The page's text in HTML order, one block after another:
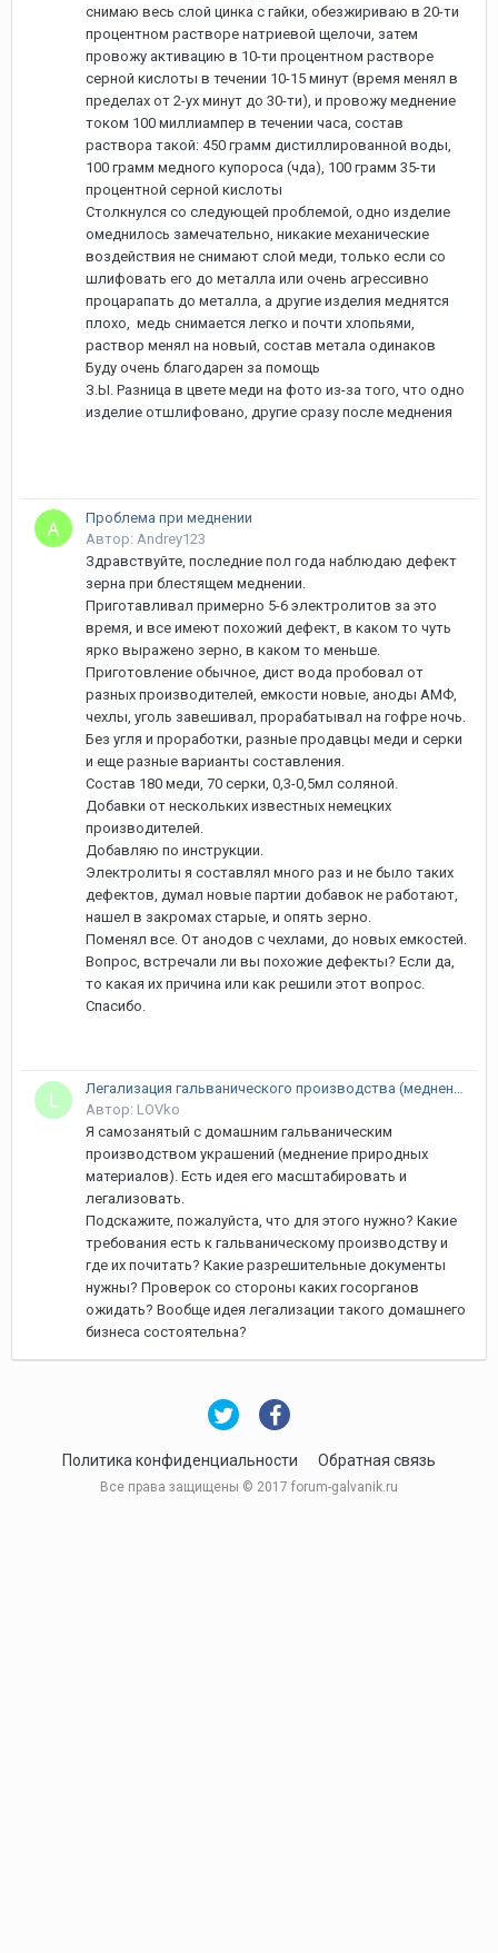
снимаю весь слой цинка с гайки, обезжириваю в 20-ти
процентном растворе натриевой щелочи, затем
провожу активацию в 10-ти процентном растворе
серной кислоты в течении 10-15 минут (время менял в
пределах от 2-ух минут до 30-ти), и провожу меднение
током 100 миллиампер в течении часа, состав
раствора такой: 450 грамм дистиллированной воды,
100 грамм медного купороса (чда), 100 грамм 35-ти
процентной серной кислоты
Столкнулся со следующей проблемой, одно изделие
омеднилось замечательно, никакие механические
воздействия не снимают слой меди, только если со
шлифовать его до металла или очень агрессивно
процарапать до металла, а другие изделия меднятся
плохо, медь снимается легко и почти хлопьями,
раствор менял на новый, состав метала одинаков
Буду очень благодарен за помощь
З.Ы. Разница в цвете меди на фото из-за того, что одно
изделие отшлифовано, другие сразу после меднения
Проблема при меднении
Автор: Andrey123
Здравствуйте, последние пол года наблюдаю дефект
зерна при блестящем меднении.
Приготавливал примерно 5-6 электролитов за это
время, и все имеют похожий дефект, в каком то чуть
ярко выражено зерно, в каком то меньше.
Приготовление обычное, дист вода пробовал от
разных производителей, емкости новые, аноды АМФ,
чехлы, уголь завешивал, прорабатывал на гофре ночь.
Без угля и проработки, разные продавцы меди и серки
и еще разные варианты составления.
Состав 180 меди, 70 серки, 0,3-0,5мл соляной.
Добавки от нескольких известных немецких
производителей.
Добавляю по инструкции.
Электролиты я составлял много раз и не было таких
дефектов, думал новые партии добавок не работают,
нашел в закромах старые, и опять зерно.
Поменял все. От анодов с чехлами, до новых емкостей.
Вопрос, встречали ли вы похожие дефекты? Если да,
то какая их причина или как решили этот вопрос.
Спасибо.
Легализация гальванического производства (меднение)
Автор: LOVko
Я самозанятый с домашним гальваническим
производством украшений (меднение природных
материалов). Есть идея его масштабировать и
легализовать.
Подскажите, пожалуйста, что для этого нужно? Какие
требования есть к гальваническому производству и
где их почитать? Какие разрешительные документы
нужны? Проверок со стороны каких госорганов
ожидать? Вообще идея легализации такого домашнего
бизнеса состоятельна?
Политика конфиденциальности Обратная связь
Все права защищены © 2017 forum-galvanik.ru